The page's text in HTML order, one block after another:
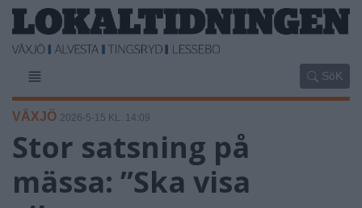
SöK
VÄXJÖ 2026-5-15 KL. 14:09
Stor satsning på
mässa: ”Ska visa